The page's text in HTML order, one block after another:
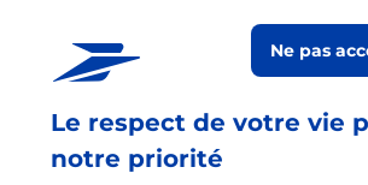
Le respect de votre vie
notre priorité
Ne pas
Le lien s'ouvre dans un nouvel onglet